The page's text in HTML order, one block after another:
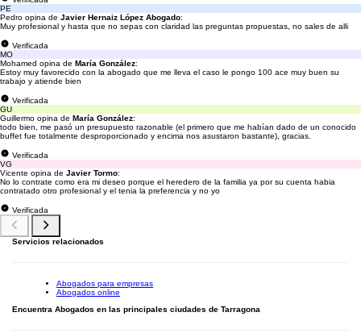
PE
Pedro opina de Javier Hernaiz López Abogado:
Muy profesional y hasta que no sepas con claridad las preguntas propuestas, no sales de alli
Verificada
MO
Mohamed opina de María González:
Estoy muy favorecido con la abogado que me lleva el caso le pongo 100 ace muy buen su
trabajo y atiende bien
Verificada
GU
Guillermo opina de María González:
todo bien, me pasó un presupuesto razonable (el primero que me habían dado de un conocido
buffet fue totalmente desproporcionado y encima nos asustaron bastante), gracias.
Verificada
VG
Vicente opina de Javier Tormo:
No lo contrate como era mi deseo porque el heredero de la familia ya por su cuenta habia
contratado otro profesional y el tenia la preferencia y no yo
Verificada
Servicios relacionados
Abogados para empresas
Abogados online
Encuentra Abogados en las principales ciudades de Tarragona